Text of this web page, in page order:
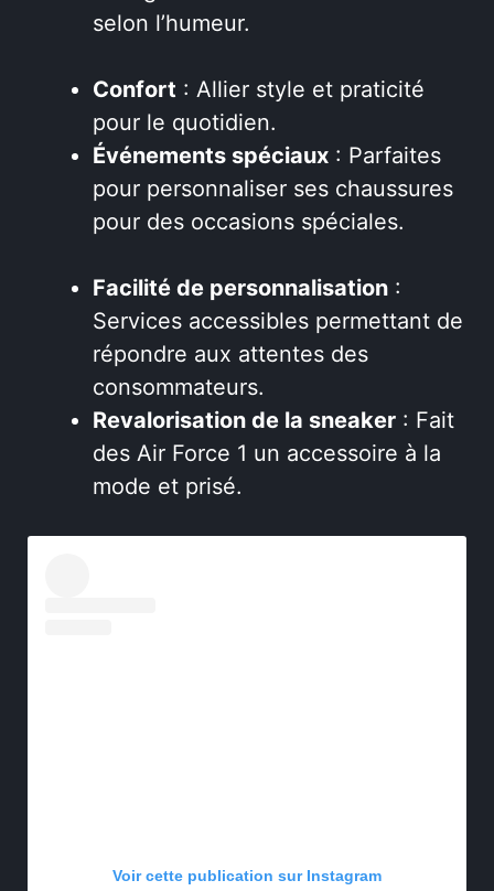
selon l’humeur.
Confort : Allier style et praticité
pour le quotidien.
Événements spéciaux : Parfaites
pour personnaliser ses chaussures
pour des occasions spéciales.
Facilité de personnalisation :
Services accessibles permettant de
répondre aux attentes des
consommateurs.
Revalorisation de la sneaker : Fait
des Air Force 1 un accessoire à la
mode et prisé.
Voir cette publication sur Instagram